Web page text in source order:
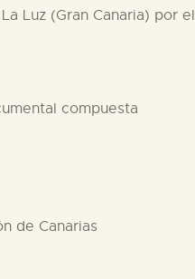
Luz (Gran Canaria) por
compuesta
de Canarias